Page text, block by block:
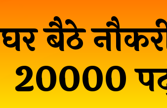
घर बैठे
20000